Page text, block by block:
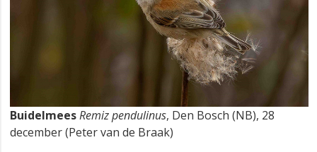
BuidelmeesRemiz pendulinus, Den Bosch (NB), 28
december (Peter van de Braak)